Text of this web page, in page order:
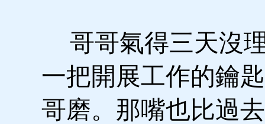
哥哥氣得三天沒
一把開展工作的鑰
哥磨。那嘴也比過